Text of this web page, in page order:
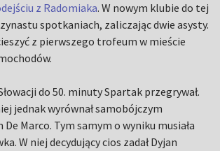
z Radomiaka. W nowym klubie do tej
spotkaniach, zaliczając dwie asysty.
z pierwszego trofeum w mieście
do 50. minuty Spartak przegrywał.
jednak wyrównał samobójczym
Marco. Tym samym o wyniku musiała
W niej decydujący cios zadał Dyjan